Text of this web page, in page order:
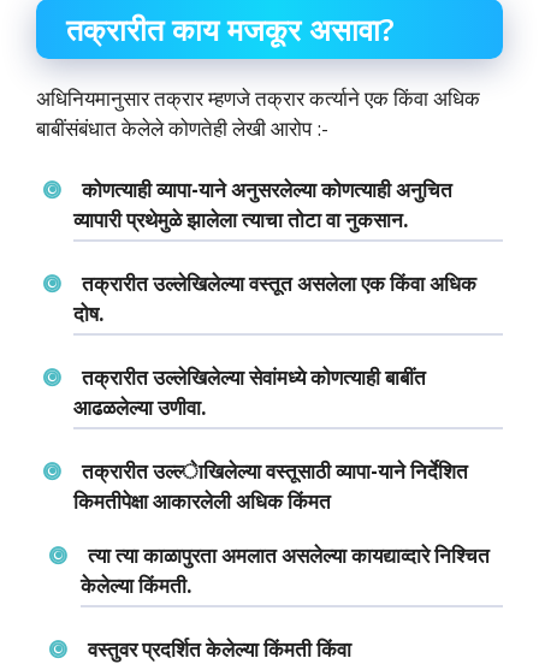
तक्रारीत काय मजकूर असावा?
अधिनियमानुसार तक्रार म्‍‍हणजे तक्रार कर्त्‍याने ए‍‍क किंवा अधि‍क
बाबींसंबंधात केलेले कोणतेही लेखी आरोप :-
कोणत्‍याही व्‍यापा-याने अनुसरलेल्‍या कोणत्‍याही अनुचित
व्‍यापारी प्रथेमुळे झालेला त्‍याचा तोटा वा नुकसान.
तक्रारीत उल्‍लेखिलेल्‍या वस्‍तूत असलेला एक किंवा अधिक
दोष.
तक्रारीत उल्‍लेखिलेल्‍या सेवांमध्‍ये कोणत्‍याही बाबींत
आढळलेल्‍या उणीवा.
तक्रारीत उल्‍ल्‍ेाखिलेल्‍या वस्‍तूसाठी व्‍यापा-याने निर्देशित
किमतीपेक्षा आकारलेली अधिक किंमत
त्‍या त्‍या काळापुरता अमलात असलेल्‍या कायद्याव्‍दारे निश्चित
केलेल्‍या किंमती.
वस्‍तुवर प्रदर्शित केलेल्‍या किंमती किंवा